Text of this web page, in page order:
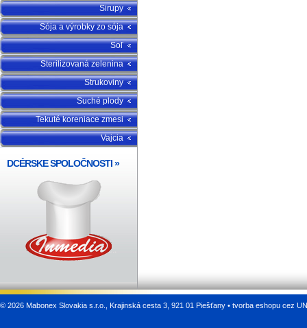
Sirupy
Sója a výrobky zo sója
Soľ
Sterilizovaná zelenina
Strukoviny
Suché plody
Tekuté koreniace zmesi
Vajcia
DCÉRSKE SPOLOČNOSTI»
© 2026 Mabonex Slovakia s.r.o., Krajinská cesta 3, 921 01 Piešťany • tvorba eshopu cez